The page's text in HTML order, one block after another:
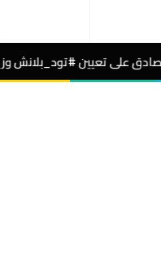
وزيرًا للعدل بفرق صوت.